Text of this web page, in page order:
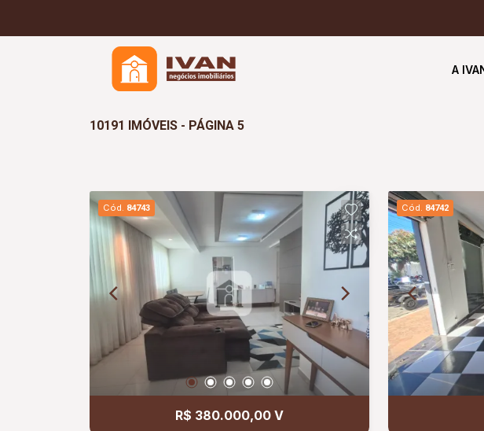
A
10191 IMÓVEIS - PÁGINA 5
Cód. 84743
R$ 380.000,00 V
Cód. 84742